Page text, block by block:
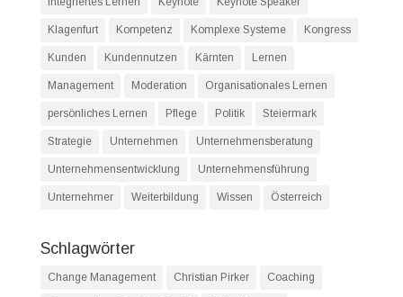
Klagenfurt Kompetenz Komplexe Systeme Kongress
Kunden Kundennutzen Kärnten Lernen
Management Moderation Organisationales Lernen
persönliches Lernen Pflege Politik Steiermark
Strategie Unternehmen Unternehmensberatung
Unternehmensentwicklung Unternehmensführung
Unternehmer Weiterbildung Wissen Österreich
Schlagwörter
Change Management Christian Pirker Coaching